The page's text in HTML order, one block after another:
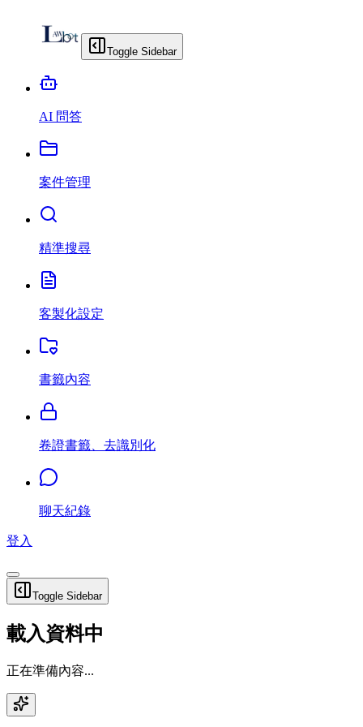
Toggle Sidebar
AI 問答
案件管理
精準搜尋
客製化設定
書籤內容
卷證書籤、去識別化
聊天紀錄
登入
Toggle Sidebar
載入資料中
正在準備內容...